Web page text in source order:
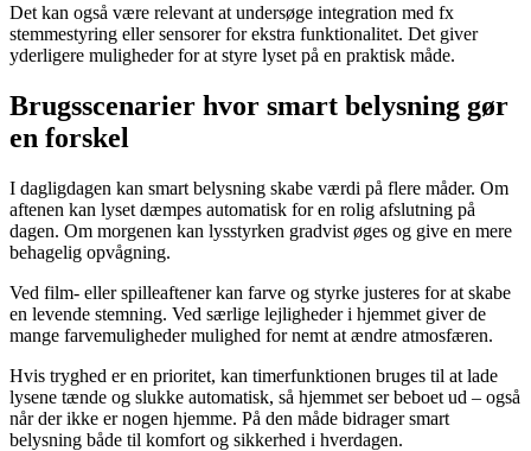
Det kan også være relevant at undersøge integration med fx
stemmestyring eller sensorer for ekstra funktionalitet. Det giver
yderligere muligheder for at styre lyset på en praktisk måde.
Brugsscenarier hvor smart belysning gør
en forskel
I dagligdagen kan smart belysning skabe værdi på flere måder. Om
aftenen kan lyset dæmpes automatisk for en rolig afslutning på
dagen. Om morgenen kan lysstyrken gradvist øges og give en mere
behagelig opvågning.
Ved film- eller spilleaftener kan farve og styrke justeres for at skabe
en levende stemning. Ved særlige lejligheder i hjemmet giver de
mange farvemuligheder mulighed for nemt at ændre atmosfæren.
Hvis tryghed er en prioritet, kan timerfunktionen bruges til at lade
lysene tænde og slukke automatisk, så hjemmet ser beboet ud – også
når der ikke er nogen hjemme. På den måde bidrager smart
belysning både til komfort og sikkerhed i hverdagen.